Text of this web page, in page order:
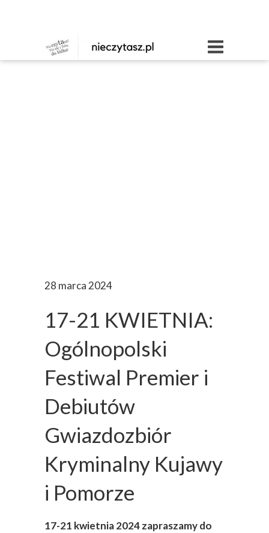
28 marca 2024
17-21 KWIETNIA:
Ogólnopolski
Festiwal Premier i
Debiutów
Gwiazdozbiór
Kryminalny Kujawy
i Pomorze
17-21 kwietnia 2024 zapraszamy do